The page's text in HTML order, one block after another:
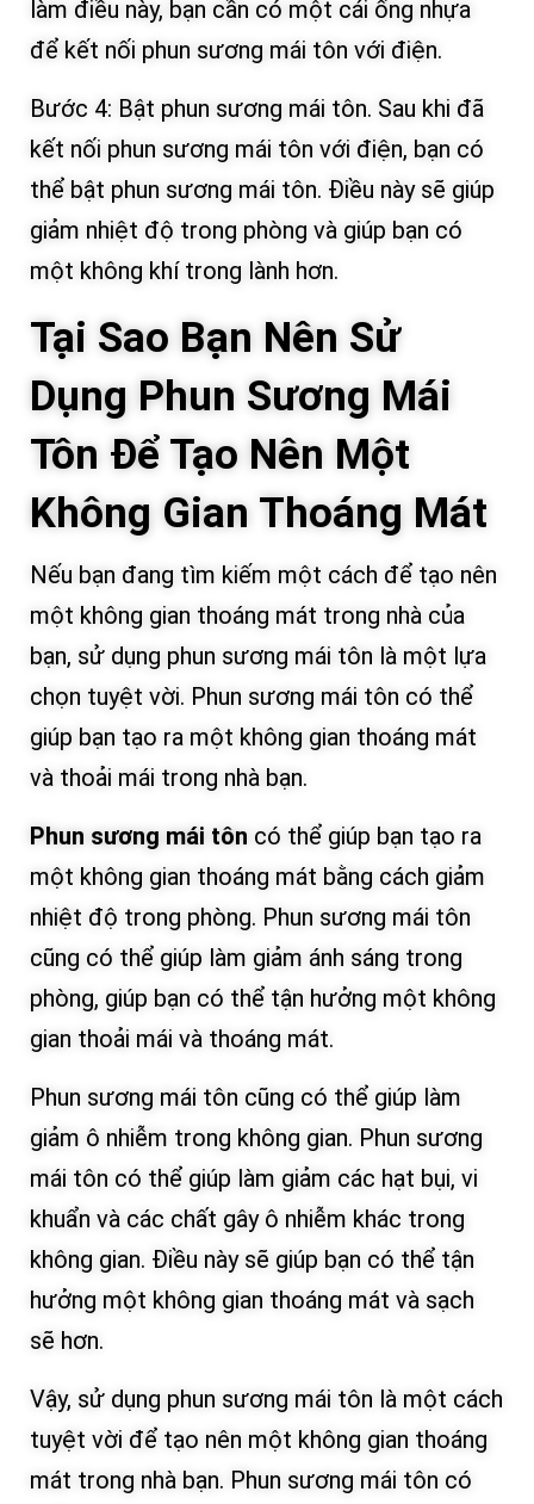
làm điều này, bạn cần có một cái ống nhựa
để kết nối phun sương mái tôn với điện.
Bước 4: Bật phun sương mái tôn. Sau khi đã
kết nối phun sương mái tôn với điện, bạn có
thể bật phun sương mái tôn. Điều này sẽ giúp
giảm nhiệt độ trong phòng và giúp bạn có
một không khí trong lành hơn.
Tại Sao Bạn Nên Sử
Dụng Phun Sương Mái
Tôn Để Tạo Nên Một
Không Gian Thoáng Mát
Nếu bạn đang tìm kiếm một cách để tạo nên
một không gian thoáng mát trong nhà của
bạn, sử dụng phun sương mái tôn là một lựa
chọn tuyệt vời. Phun sương mái tôn có thể
giúp bạn tạo ra một không gian thoáng mát
và thoải mái trong nhà bạn.
Phun sương mái tôn có thể giúp bạn tạo ra
một không gian thoáng mát bằng cách giảm
nhiệt độ trong phòng. Phun sương mái tôn
cũng có thể giúp làm giảm ánh sáng trong
phòng, giúp bạn có thể tận hưởng một không
gian thoải mái và thoáng mát.
Phun sương mái tôn cũng có thể giúp làm
giảm ô nhiễm trong không gian. Phun sương
mái tôn có thể giúp làm giảm các hạt bụi, vi
khuẩn và các chất gây ô nhiễm khác trong
không gian. Điều này sẽ giúp bạn có thể tận
hưởng một không gian thoáng mát và sạch
sẽ hơn.
Vậy, sử dụng phun sương mái tôn là một cách
tuyệt vời để tạo nên một không gian thoáng
mát trong nhà bạn. Phun sương mái tôn có